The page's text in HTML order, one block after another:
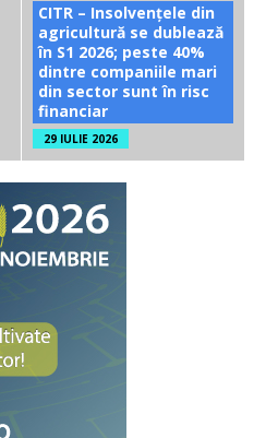
CITR – Insolvențele din
agricultură se dublează
în S1 2026; peste 40%
dintre companiile mari
din sector sunt în risc
financiar
29 IULIE 2026